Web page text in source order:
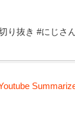
り抜き #にじさ